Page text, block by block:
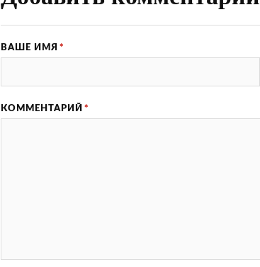
ВАШЕ ИМЯ *
КОММЕНТАРИЙ *